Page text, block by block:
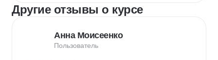
Другие отзывы о курсе
Анна Моисеенко
Пользователь